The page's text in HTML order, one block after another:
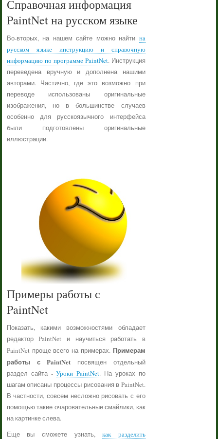
Справочная информация
PaintNet на русском языке
Во-вторых, на нашем сайте можно найти на
русском языке инструкцию и справочную
информацию по программе PaintNet. Инструкция
переведена вручную и дополнена нашими
авторами. Частично, где это возможно при
переводе использованы оригинальные
изображения, но в большинстве случаев
особенно для русскоязычного интерфейса
были подготовлены оригинальные
иллюстрации.
Примеры работы с
PaintNet
Показать, какими возможностями обладает
редактор PaintNet и научиться работать в
PaintNet проще всего на примерах. Примерам
работы с PaintNet посвящен отдельный
раздел сайта -Уроки PaintNet. На уроках по
шагам описаны процессы рисования в PaintNet.
В частности, совсем несложно рисовать с его
помощью такие очаровательные смайлики, как
на картинке слева.
Еще вы сможете узнать,как разделить